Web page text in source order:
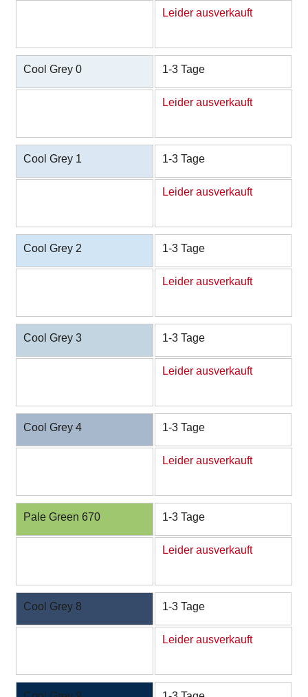
Leider ausverkauft
Cool Grey 0 1-3 Tage
Leider ausverkauft
Cool Grey 1 1-3 Tage
Leider ausverkauft
Cool Grey 2 1-3 Tage
Leider ausverkauft
Cool Grey 3 1-3 Tage
Leider ausverkauft
Cool Grey 4 1-3 Tage
Leider ausverkauft
Pale Green 670 1-3 Tage
Leider ausverkauft
Cool Grey 8 1-3 Tage
Leider ausverkauft